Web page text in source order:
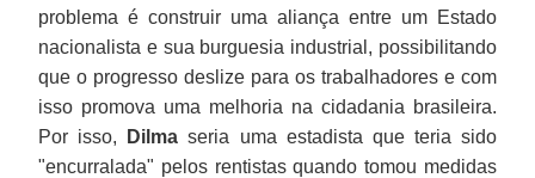
problema é construir uma aliança entre um Estado
nacionalista e sua burguesia industrial, possibilitando
que o progresso deslize para os trabalhadores e com
isso promova uma melhoria na cidadania brasileira.
Por isso,
Dilma seria uma estadista que teria sido
"encurralada" pelos rentistas quando tomou medidas